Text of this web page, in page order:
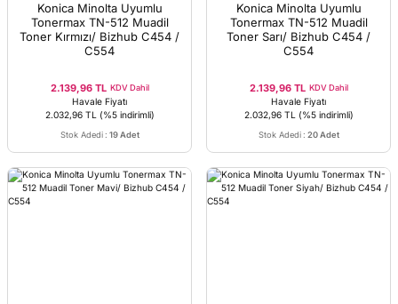
Konica Minolta Uyumlu
Tonermax TN-512 Muadil
Toner Kırmızı/ Bizhub C454 /
C554
2.139,96 TL KDV Dahil
Havale Fiyatı
2.032,96 TL
(%5 indirimli)
Stok Adedi : 19 Adet
Konica Minolta Uyumlu
Tonermax TN-512 Muadil
Toner Sarı/ Bizhub C454 /
C554
2.139,96 TL KDV Dahil
Havale Fiyatı
2.032,96 TL
(%5 indirimli)
Stok Adedi : 20 Adet